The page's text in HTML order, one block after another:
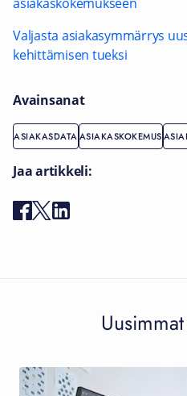
Valjasta asiakasymmärrys
kehittämisen tueksi
Avainsanat
ASIAKASDATAASIAKASKOKEMUS
Jaa artikkeli: